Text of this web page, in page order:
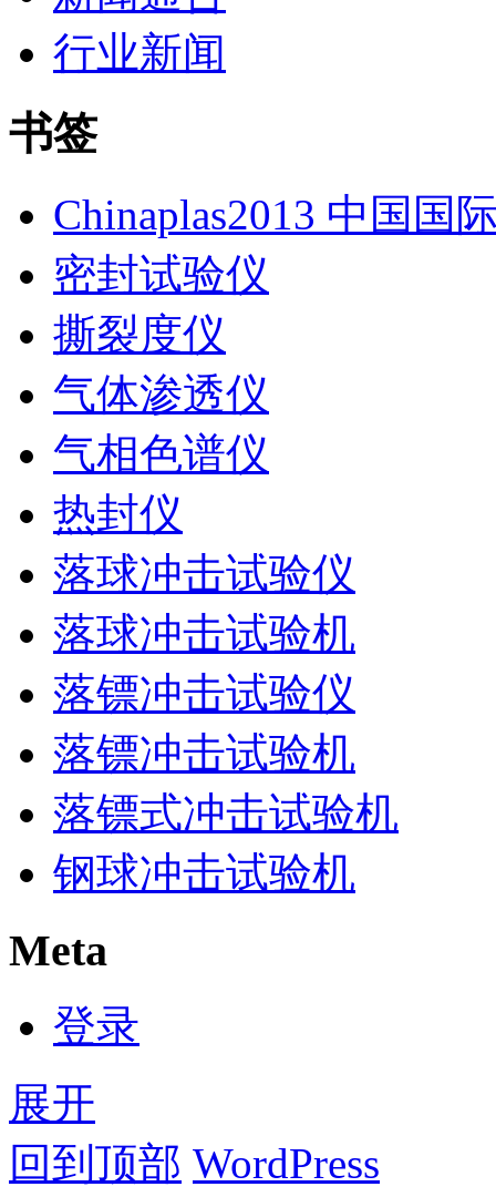
行业新闻
书签
Chinaplas2013 中国国
密封试验仪
撕裂度仪
气体渗透仪
气相色谱仪
热封仪
落球冲击试验仪
落球冲击试验机
落镖冲击试验仪
落镖冲击试验机
落镖式冲击试验机
钢球冲击试验机
Meta
登录
展开
回到顶部 WordPress